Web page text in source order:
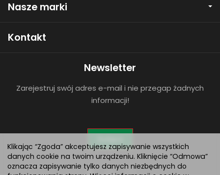
Nasze marki
Kontakt
Newsletter
Zarejestruj swój adres e-mail i nie przegap żadnych
informacji!
Klikając “Zgoda” akceptujesz zapisywanie wszystkich
danych cookie na twoim urządzeniu. Kliknięcie “Odmowa”
oznacza zapisywanie tylko danych niezbędnych do